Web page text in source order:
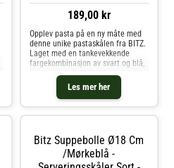
189,00 kr
Les mer her
Opplev pasta på en ny måte med
denne unike pastaskålen fra BITZ.
Laget med en tankevekkende
fargekombinasjon av svart og blå,
gir denne skålen ikke bare bordet
ditt et estetisk løft, men den
bidrar også til å fremheve matens
naturlige farger og tekst
Bitz Suppebolle Ø18 Cm
/Mørkeblå -